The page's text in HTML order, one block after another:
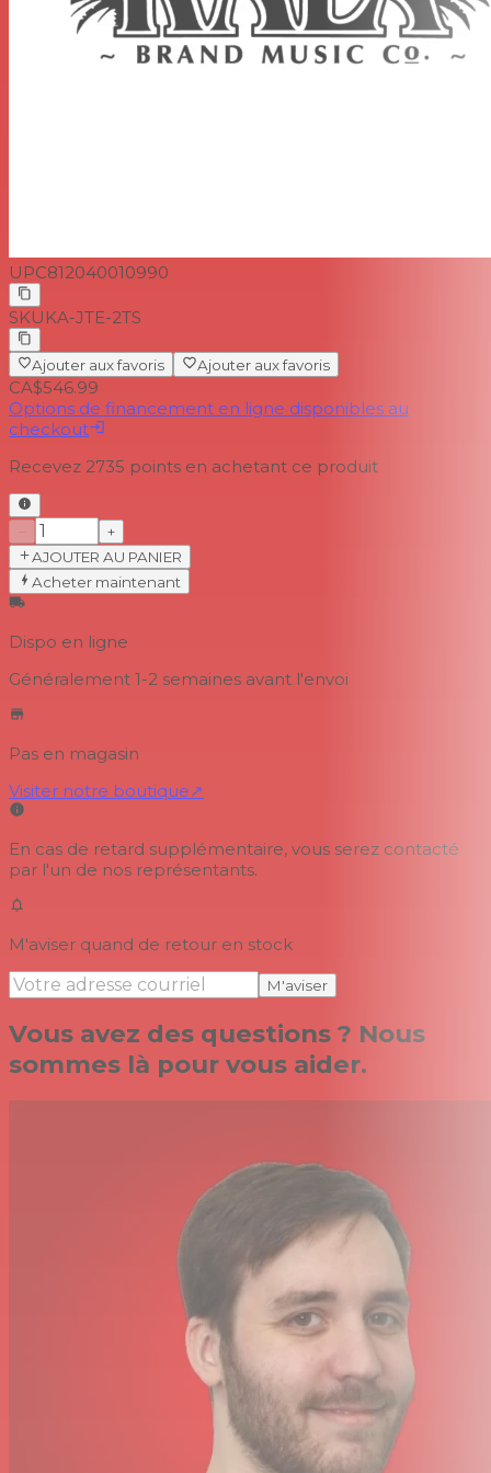
frette, pour aider à identifier ses 18 positions de frette en
nickel argenté. L'instrument est monté avec des cordes
UPC812040010990
SKU KA-JTE-2TS
Ajouter aux favoris Ajouter aux favoris
CA$546.99
Options de financement en ligne disponibles au
checkout
Recevez 2735 points en achetant ce produit
−
+
AJOUTER AU PANIER
Acheter maintenant
Dispo en ligne
Généralement 1-2 semaines avant l'envoi
Pas en magasin
Visiter notre boutique↗
En cas de retard supplémentaire, vous serez contacté
par l'un de nos représentants.
M'aviser quand de retour en stock
M'aviser
Vous avez des questions ? Nous
sommes là pour vous aider.